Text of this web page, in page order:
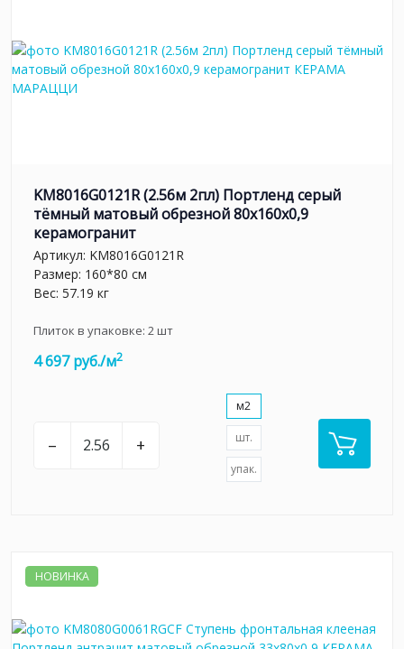
KM8016G0121R (2.56м 2пл) Портленд серый
тёмный матовый обрезной 80x160x0,9
керамогранит
Артикул: KM8016G0121R
Размер: 160*80 см
Вес: 57.19 кг
Плиток в упаковке: 2шт
4 697 руб./м2
– +
м2
шт.
упак.
НОВИНКА